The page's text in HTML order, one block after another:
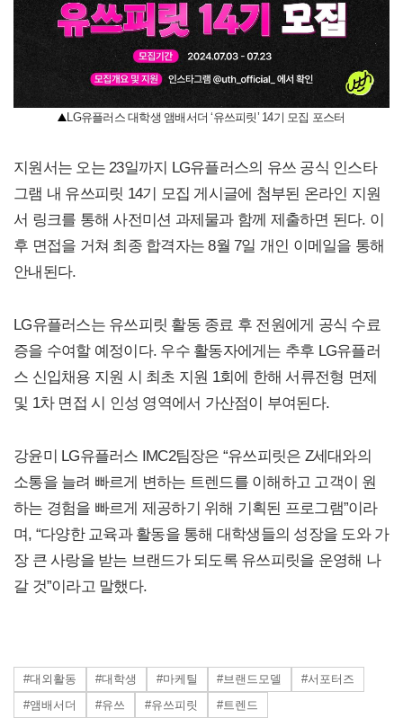
LG유플러스 대학생 앰배서더 ‘유쓰피릿’ 14기 모집 포스터
지원서는 오는 23일까지 LG유플러스의 유쓰 공식 인스타
그램 내 유쓰피릿 14기 모집 게시글에 첨부된 온라인 지원
서 링크를 통해 사전미션 과제물과 함께 제출하면 된다. 이
후 면접을 거쳐 최종 합격자는 8월 7일 개인 이메일을 통해
안내된다.
LG유플러스는 유쓰피릿 활동 종료 후 전원에게 공식 수료
증을 수여할 예정이다. 우수 활동자에게는 추후 LG유플러
스 신입채용 지원 시 최초 지원 1회에 한해 서류전형 면제
및 1차 면접 시 인성 영역에서 가산점이 부여된다.
강윤미 LG유플러스 IMC2팀장은 “유쓰피릿은 Z세대와의
소통을 늘려 빠르게 변하는 트렌드를 이해하고 고객이 원
하는 경험을 빠르게 제공하기 위해 기획된 프로그램”이라
며, “다양한 교육과 활동을 통해 대학생들의 성장을 도와 가
장 큰 사랑을 받는 브랜드가 되도록 유쓰피릿을 운영해 나
갈 것”이라고 말했다.
#대외활동 #대학생 #마케틸 #브랜드모델
#서포터즈
#앰배서더
#유쓰 #유쓰피릿 #트렌드